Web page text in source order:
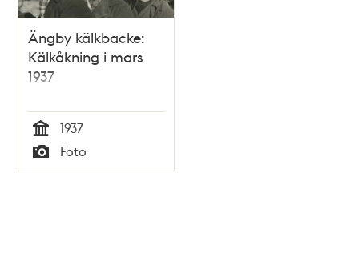
Ängby kälkbacke:
Kälkåkning i mars
1937
Tid
1937
Typ
Foto